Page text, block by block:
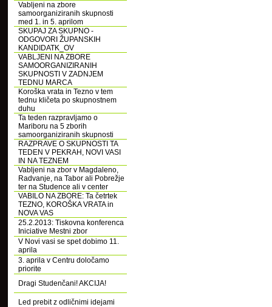
Vabljeni na zbore
samoorganiziranih skupnosti
med 1. in 5. aprilom
SKUPAJ ZA SKUPNO -
ODGOVORI ŽUPANSKIH
KANDIDATK_OV
VABLJENI NA ZBORE
SAMOORGANIZIRANIH
SKUPNOSTI V ZADNJEM
TEDNU MARCA
Koroška vrata in Tezno v tem
tednu kličeta po skupnostnem
duhu
Ta teden razpravljamo o
Mariboru na 5 zborih
samoorganiziranih skupnosti
RAZPRAVE O SKUPNOSTI TA
TEDEN V PEKRAH, NOVI VASI
IN NA TEZNEM
Vabljeni na zbor v Magdaleno,
Radvanje, na Tabor ali Pobrežje
ter na Studence ali v center
VABILO NA ZBORE: Ta četrtek
TEZNO, KOROŠKA VRATA in
NOVA VAS
25.2.2013: Tiskovna konferenca
Iniciative Mestni zbor
V Novi vasi se spet dobimo 11.
aprila
3. aprila v Centru določamo
priorite
Dragi Studenčani! AKCIJA!
Led prebit z odličnimi idejami